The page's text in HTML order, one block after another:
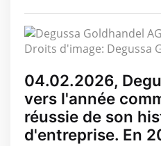
Droits d'image: Degussa
04.02.2026,
vers l'année
réussie de son
d'entreprise. En